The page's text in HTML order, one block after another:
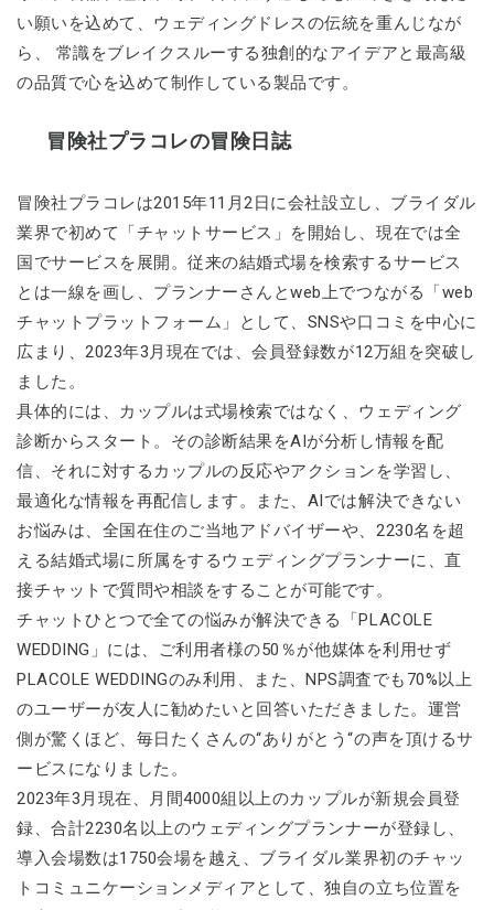
い願いを込めて、ウェディングドレスの伝統を重んじなが
ら、 常識をブレイクスルーする独創的なアイデアと最高級
の品質で心を込めて制作している製品です。
冒険社プラコレの冒険日誌
冒険社プラコレは2015年11月2日に会社設立し、ブライダル
業界で初めて「チャットサービス」を開始し、現在では全
国でサービスを展開。従来の結婚式場を検索するサービス
とは一線を画し、プランナーさんとweb上でつながる「web
チャットプラットフォーム」として、SNSや口コミを中心に
広まり、2023年3月現在では、会員登録数が12万組を突破し
ました。
具体的には、カップルは式場検索ではなく、ウェディング
診断からスタート。その診断結果をAIが分析し情報を配
信、それに対するカップルの反応やアクションを学習し、
最適化な情報を再配信します。また、AIでは解決できない
お悩みは、全国在住のご当地アドバイザーや、2230名を超
える結婚式場に所属をするウェディングプランナーに、直
接チャットで質問や相談をすることが可能です。
チャットひとつで全ての悩みが解決できる「PLACOLE
WEDDING」には、ご利用者様の50％が他媒体を利用せず
PLACOLE WEDDINGのみ利用、また、NPS調査でも70%以上
のユーザーが友人に勧めたいと回答いただきました。運営
側が驚くほど、毎日たくさんの“ありがとう“の声を頂けるサ
ービスになりました。
2023年3月現在、月間4000組以上のカップルが新規会員登
録、合計2230名以上のウェディングプランナーが登録し、
導入会場数は1750会場を越え、ブライダル業界初のチャッ
トコミュニケーションメディアとして、独自の立ち位置を